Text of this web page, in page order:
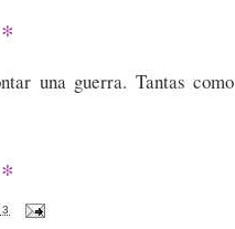
*
una guerra. Tantas como
*